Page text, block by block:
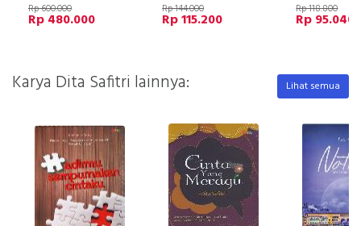
Rp 600.000
Rp 480.000
Rp 144.000
Rp 115.200
Rp 118.800
Rp 95.040
Karya Dita Safitri lainnya: Lihat semua